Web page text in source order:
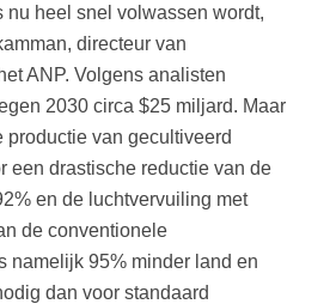
nu heel snel volwassen wordt,
directeur van
ANP. Volgens analisten
2030 circa $25 miljard. Maar
productie van gecultiveerd
een drastische reductie van de
en de luchtvervuiling met
de conventionele
namelijk 95% minder land en
dan voor standaard